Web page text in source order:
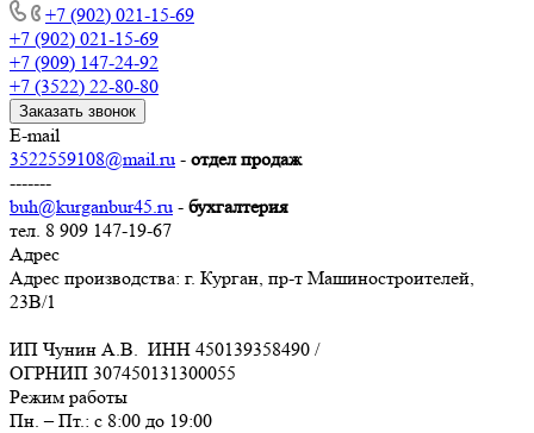
+7 (902) 021-15-69
+7 (902) 021-15-69
+7 (909) 147-24-92
+7 (3522) 22-80-80
Заказать звонок
E-mail
3522559108@mail.ru - отдел продаж
-------
buh@kurganbur45.ru - бухгалтерия
тел. 8 909 147-19-67
Адрес
Адрес производства: г. Курган, пр-т Машиностроителей,
23В/1
ИП Чунин А.В. ИНН 450139358490 /
ОГРНИП 307450131300055
Режим работы
Пн. – Пт.: с 8:00 до 19:00